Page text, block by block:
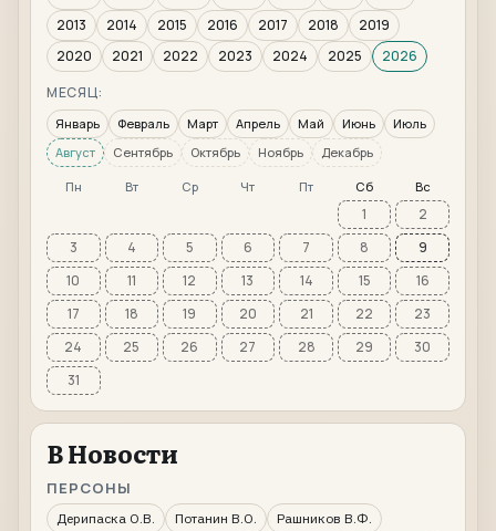
2013
2014 2015 2016 2017 2018
2019
2020
2021 2022 2023 2024 2025
2026
МЕСЯЦ:
Январь Февраль Март Апрель Май Июнь
Июль
Август
Сентябрь Октябрь Ноябрь Декабрь
Пн Вт Ср Чт Пт Сб Вс
1
2
3
4 5 6 7 8
9
10
11 12 13 14 15
16
17
18 19 20 21 22
23
24
25 26 27 28 29
30
31
В Новости
ПЕРСОНЫ
Дерипаска О.В. Потанин В.О.
Рашников В.Ф.